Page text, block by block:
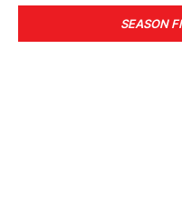
SEASON